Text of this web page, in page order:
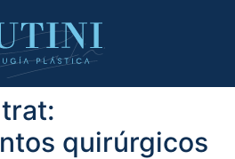
quirúrgicos